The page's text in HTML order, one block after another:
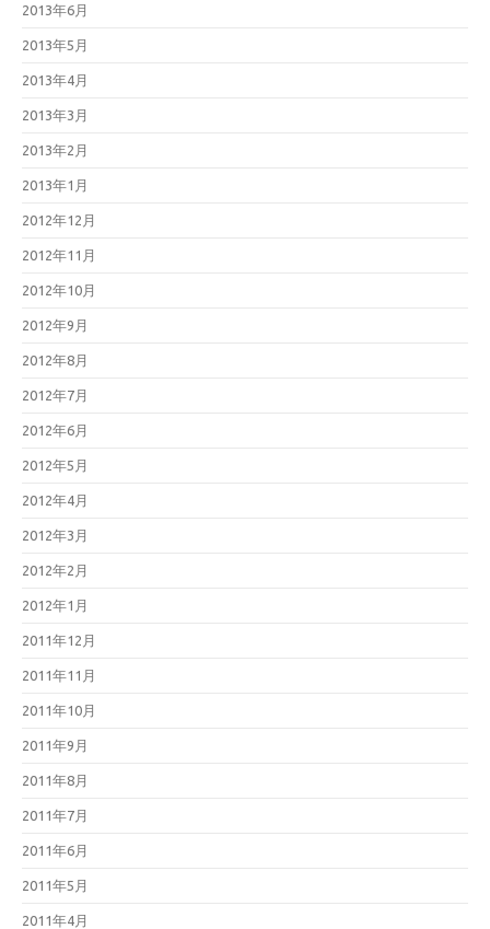
2013年6月
2013年5月
2013年4月
2013年3月
2013年2月
2013年1月
2012年12月
2012年11月
2012年10月
2012年9月
2012年8月
2012年7月
2012年6月
2012年5月
2012年4月
2012年3月
2012年2月
2012年1月
2011年12月
2011年11月
2011年10月
2011年9月
2011年8月
2011年7月
2011年6月
2011年5月
2011年4月